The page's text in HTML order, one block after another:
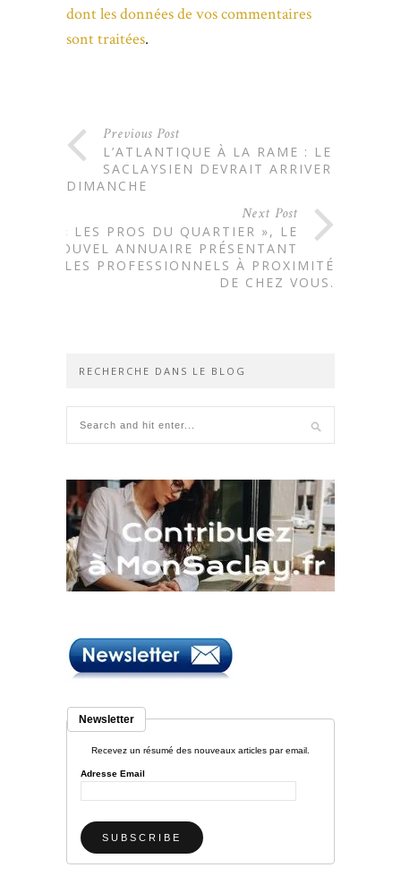
dont les données de vos commentaires
sont traitées.
Previous Post
L’ATLANTIQUE À LA RAME : LE
SACLAYSIEN DEVRAIT ARRIVER
DIMANCHE
Next Post
« LES PROS DU QUARTIER », LE
NOUVEL ANNUAIRE PRÉSENTANT
LES PROFESSIONNELS À PROXIMITÉ
DE CHEZ VOUS.
RECHERCHE DANS LE BLOG
Newsletter
Recevez un résumé des nouveaux articles par email.
Adresse Email